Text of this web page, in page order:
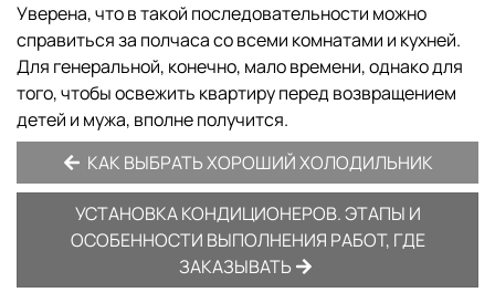
Уверена, что в такой последовательности можно
справиться за полчаса со всеми комнатами и кухней.
Для генеральной, конечно, мало времени, однако для
того, чтобы освежить квартиру перед возвращением
детей и мужа, вполне получится.
КАК ВЫБРАТЬ ХОРОШИЙ ХОЛОДИЛЬНИК
УСТАНОВКА КОНДИЦИОНЕРОВ. ЭТАПЫ И
ОСОБЕННОСТИ ВЫПОЛНЕНИЯ РАБОТ, ГДЕ
ЗАКАЗЫВАТЬ